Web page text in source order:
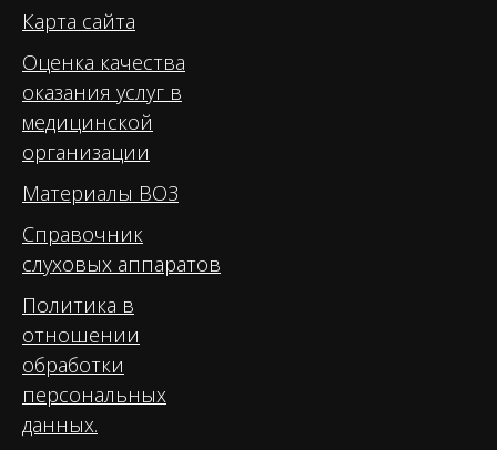
Карта сайта
Оценка качества
оказания услуг в
медицинской
организации
Материалы ВОЗ
Справочник
слуховых аппаратов
Политика в
отношении
обработки
персональных
данных.